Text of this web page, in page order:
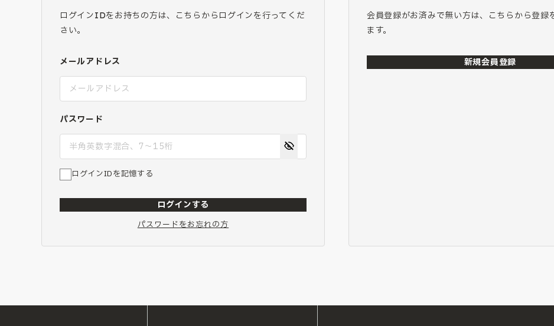
ログインIDをお持ちの方は、こちらからログインを行ってくだ
さい。
メールアドレス
パスワード
ログインIDを記憶する
ログインする
パスワードをお忘れの方
会員登録がお済みで無い方は、こちらから登録
ます。
新規会員登録